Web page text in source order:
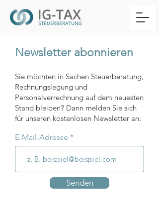
Newsletter abonnieren
Sie möchten in Sachen Steuerberatung,
Rechnungslegung und
Personalverrechnung auf dem neuesten
Stand bleiben? Dann melden Sie sich
für unseren kostenlosen Newsletter an:
E-Mail-Adresse
Senden